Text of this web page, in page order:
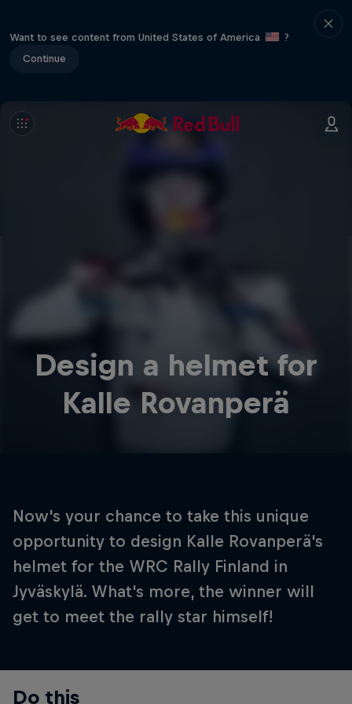
Want to see content from United States of America
?
Continue
Design a helmet for
Kalle Rovanperä
Now's your chance to take this unique
opportunity to design Kalle Rovanperä's
helmet for the WRC Rally Finland in
Jyväskylä. What's more, the winner will
get to meet the rally star himself!
Do this